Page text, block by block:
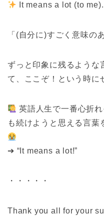
It means a lot (to me).
「(自分に)すごく意味の
ずっと印象に残るような
て、ここぞ！という時に
英語人生で一番心折
も続けようと思える言葉
➔ “It means a lot!”
・・・・・
Thank you all for your